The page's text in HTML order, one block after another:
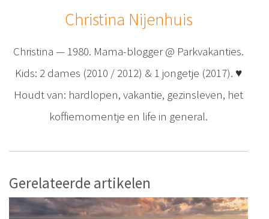
Christina Nijenhuis
Christina — 1980. Mama-blogger @ Parkvakanties.
Kids: 2 dames (2010 / 2012) & 1 jongetje (2017). ♥
Houdt van: hardlopen, vakantie, gezinsleven, het
koffiemomentje en life in general.
Gerelateerde artikelen